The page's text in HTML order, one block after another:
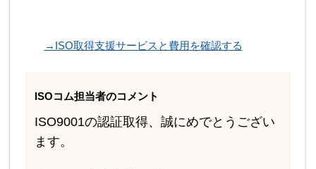
→ISO取得支援サービスと費用を確認する
ISOコム担当者のコメント
ISO9001の認証取得、誠にめでとうござい
ます。